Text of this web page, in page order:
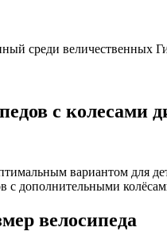
среди величественных
с колесами
вариантом для
с дополнительными
велосипеда